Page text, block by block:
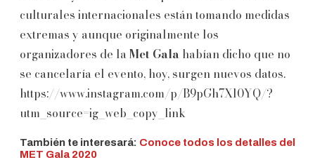
culturales internacionales están tomando medidas
extremas y aunque originalmente los
organizadores de la Met Gala habían dicho que no
se cancelaría el evento, hoy, surgen nuevos datos.
https://www.instagram.com/p/B9pGh7Xl0YQ/?
utm_source=ig_web_copy_link
También te interesará: Conoce todos los detalles del
MET Gala 2020